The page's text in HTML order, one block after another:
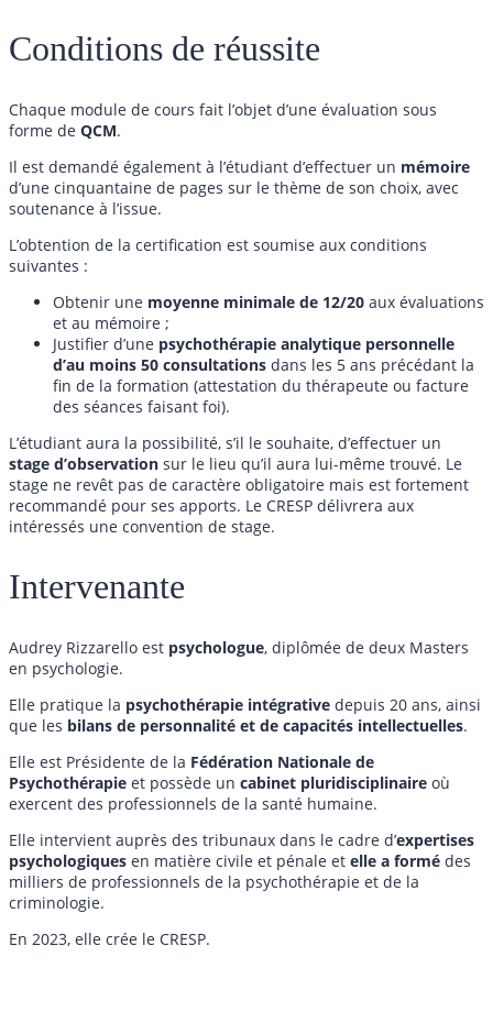
Conditions de réussite
Chaque module de cours fait l’objet d’une évaluation sous
forme de QCM.
Il est demandé également à l’étudiant d’effectuer un mémoire
d’une cinquantaine de pages sur le thème de son choix, avec
soutenance à l’issue.
L’obtention de la certification est soumise aux conditions
suivantes :
Obtenir une moyenne minimale de 12/20 aux évaluations
et au mémoire ;
Justifier d’une psychothérapie analytique personnelle
d’au moins 50 consultations dans les 5 ans précédant la
fin de la formation (attestation du thérapeute ou facture
des séances faisant foi).
L’étudiant aura la possibilité, s’il le souhaite, d’effectuer un
stage d’observation sur le lieu qu’il aura lui-même trouvé. Le
stage ne revêt pas de caractère obligatoire mais est fortement
recommandé pour ses apports. Le CRESP délivrera aux
intéressés une convention de stage.
Intervenante
Audrey Rizzarello est psychologue, diplômée de deux Masters
en psychologie.
Elle pratique la psychothérapie intégrative depuis 20 ans, ainsi
que les bilans de personnalité et de capacités intellectuelles.
Elle est Présidente de la Fédération Nationale de
Psychothérapie et possède un cabinet pluridisciplinaire où
exercent des professionnels de la santé humaine.
Elle intervient auprès des tribunaux dans le cadre d’expertises
psychologiques en matière civile et pénale et elle a formé des
milliers de professionnels de la psychothérapie et de la
criminologie.
En 2023, elle crée le CRESP.